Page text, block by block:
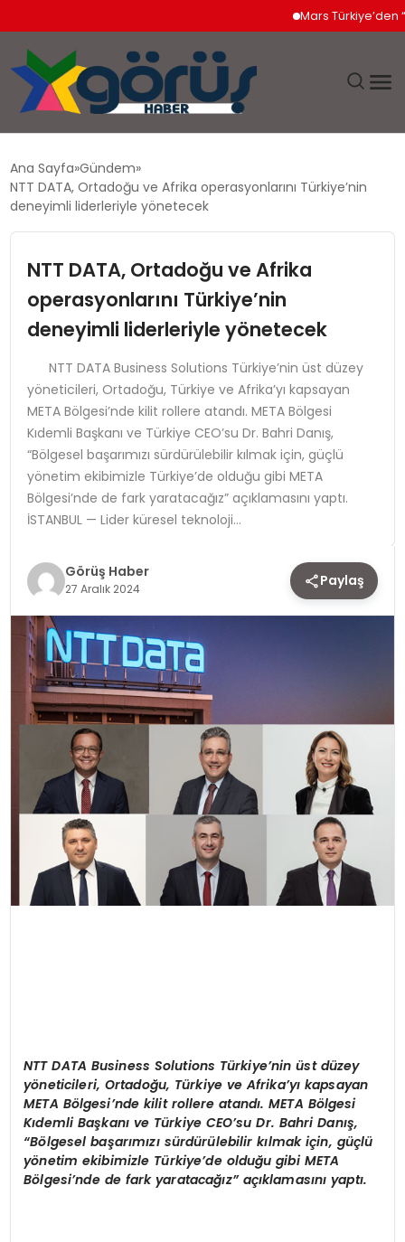
Mars Türkiye’den
EKONOMI
MAGAZIN
SPOR
TEKNOLOJI
YAŞAM
Ana Sayfa Gündem
NTT DATA, Ortadoğu ve Afrika operasyonlarını Türkiye’nin
deneyimli liderleriyle yönetecek
NTT DATA, Ortadoğu ve Afrika
operasyonlarını Türkiye’nin
deneyimli liderleriyle yönetecek
NTT DATA Business Solutions Türkiye’nin üst düzey
yöneticileri, Ortadoğu, Türkiye ve Afrika’yı kapsayan
META Bölgesi’nde kilit rollere atandı. META Bölgesi
Kıdemli Başkanı ve Türkiye CEO’su Dr. Bahri Danış,
“Bölgesel başarımızı sürdürülebilir kılmak için, güçlü
yönetim ekibimizle Türkiye’de olduğu gibi META
Bölgesi’nde de fark yaratacağız” açıklamasını yaptı.
İSTANBUL — Lider küresel teknoloji…
Görüş Haber
27 Aralık 2024 Paylaş
NTT DATA Business Solutions Türkiye’nin üst düzey
yöneticileri, Ortadoğu, Türkiye ve Afrika’yı kapsayan
META Bölgesi’nde kilit rollere atandı. META Bölgesi
Kıdemli Başkanı ve Türkiye CEO’su Dr. Bahri Danış,
“Bölgesel başarımızı sürdürülebilir kılmak için, güçlü
yönetim ekibimizle Türkiye’de olduğu gibi META
Bölgesi’nde de fark yaratacağız” açıklamasını yaptı.